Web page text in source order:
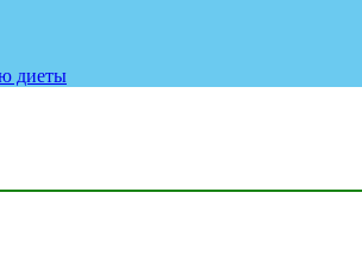
диеты